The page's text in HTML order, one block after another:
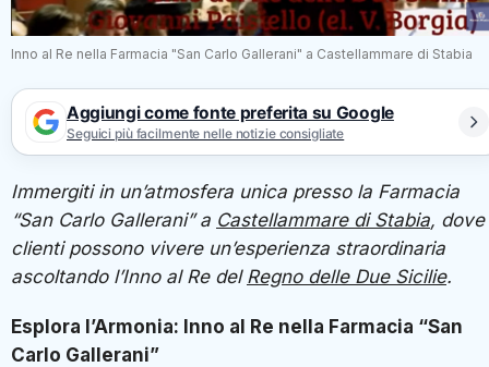
Inno al Re nella Farmacia "San Carlo Gallerani" a Castellammare di Stabia
Aggiungi come fonte preferita su Google
Seguici più facilmente nelle notizie consigliate
Immergiti in un’atmosfera unica presso la Farmacia
“San Carlo Gallerani” a Castellammare di Stabia, dove
clienti possono vivere un’esperienza straordinaria
ascoltando l’Inno al Re del Regno delle Due Sicilie.
Esplora l’Armonia: Inno al Re nella Farmacia “San
Carlo Gallerani”